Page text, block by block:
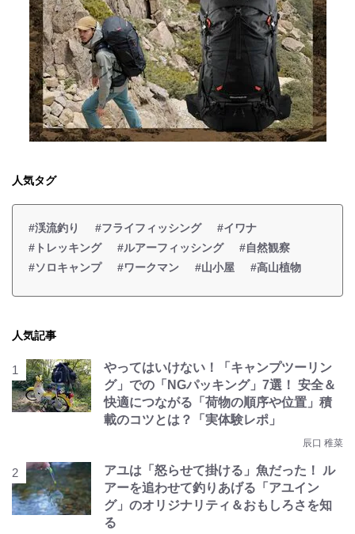
人気タグ
#渓流釣り #フライフィッシング
#イワナ
#トレッキング
#ルアーフィッシング
#自然観察
#ソロキャンプ
#ワークマン #山小屋 #高山植物
人気記事
やってはいけない！「キャンプツーリン
グ」での「NGパッキング」7選！ 安全＆
快適につながる「荷物の順序や位置」積
載のコツとは？「実体験レポ」
辰口 稚菜
アユは「怒らせて掛ける」魚だった！ ル
アーを追わせて釣りあげる「アユイン
グ」のオリジナリティ＆おもしろさを知
る